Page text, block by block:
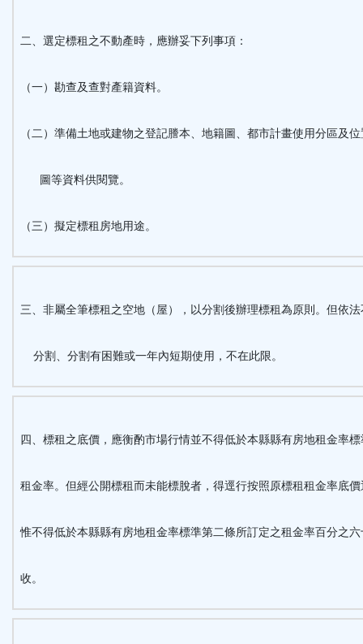
二、選定標租之不動產時，應辦妥下列事項：
（一）勘查及查對產籍資料。
（二）準備土地或建物之登記謄本、地籍圖、都市計畫使用分區及
圖等資料供閱覽。
（三）擬定標租房地用途。
三、非屬全筆標租之空地（屋），以分割後辦理標租為原則。但依法
分割、分割有困難或一年內短期使用，不在此限。
四、標租之底價，應衡酌市場行情並不得低於本縣縣有房地租金率
租金率。但經公開標租而未能標脫者，得逕行按照原標租租金率底
惟不得低於本縣縣有房地租金率標準第二條所訂定之租金率百分之
收。